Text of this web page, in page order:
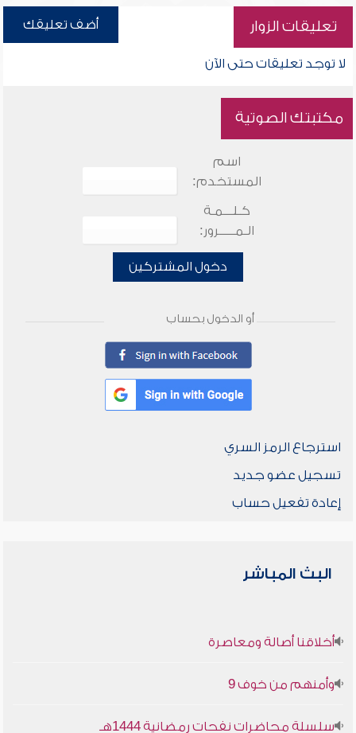
تعليقات الزوار أضف تعليقك
لا توجد تعليقات حتى الآن
مكتبتك الصوتية
اسم
المستخدم:
كـلـــمـة
الـمـــــرور:
دخول المشتركين
أو الدخول بحساب
استرجاع الرمز السري
تسجيل عضو جديد
إعادة تفعيل حساب
البث المباشر
أخلاقنا أصالة ومعاصرة
وأمنهم من خوف 9
سلسلة محاضرات نفحات رمضانية 1444هـ